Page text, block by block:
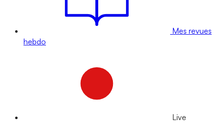
Mes revues
hebdo
Live